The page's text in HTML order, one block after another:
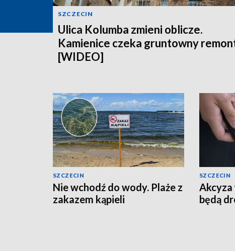
SZCZECIN
Ulica Kolumba zmieni oblicze.
Kamienice czeka gruntowny
[WIDEO]
SZCZECIN
Nie wchodź do wody. Plaże z
zakazem kąpieli
SZCZECIN
Akcyza
będą